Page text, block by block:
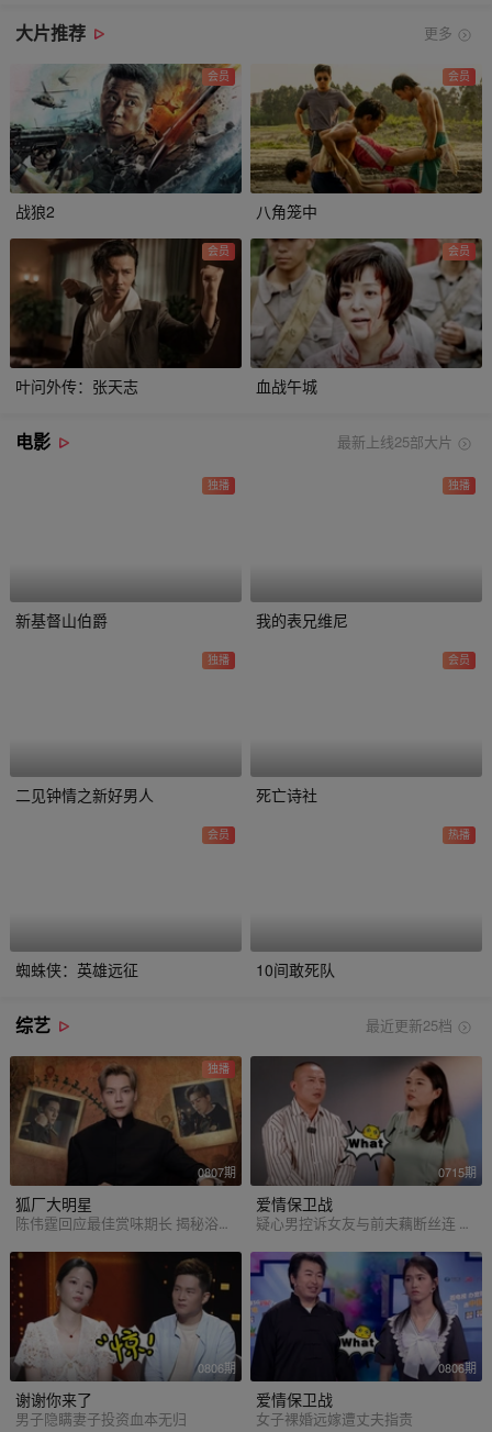
大片推荐 更多
会员
战狼2
会员
八角笼中
会员
叶问外传：张天志
会员
血战午城
电影 最新上线25部大片
独播
新基督山伯爵
独播
我的表兄维尼
独播
二见钟情之新好男人
会员
死亡诗社
会员
蜘蛛侠：英雄远征
热播
10间敢死队
综艺 最近更新25档
0807期
独播
狐厂大明星
陈伟霆回应最佳赏味期长 揭秘浴池戏伏笔
0715期
爱情保卫战
疑心男控诉女友与前夫藕断丝连 花式逼婚惹女方嫌弃
0806期
谢谢你来了
男子隐瞒妻子投资血本无归
0806期
爱情保卫战
女子裸婚远嫁遭丈夫指责